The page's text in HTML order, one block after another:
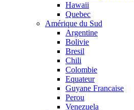
Hawaii
Quebec
Amérique du Sud
Argentine
Bolivie
Bresil
Chili
Colombie
Equateur
Guyane Francaise
Perou
Venezuela